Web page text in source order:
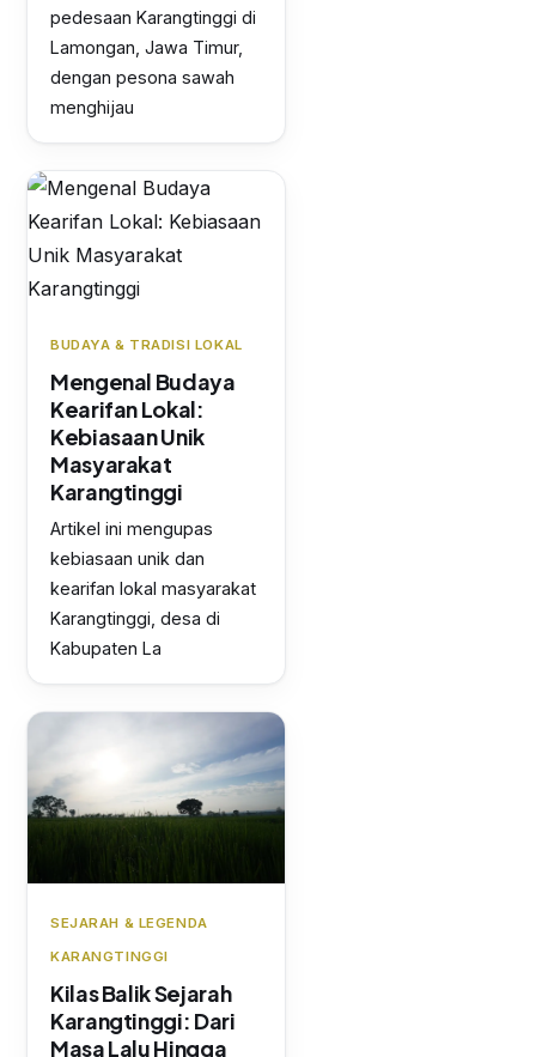
pedesaan Karangtinggi di
Lamongan, Jawa Timur,
dengan pesona sawah
menghijau
BUDAYA & TRADISI LOKAL
Mengenal Budaya
Kearifan Lokal:
Kebiasaan Unik
Masyarakat
Karangtinggi
Artikel ini mengupas
kebiasaan unik dan
kearifan lokal masyarakat
Karangtinggi, desa di
Kabupaten La
SEJARAH & LEGENDA
KARANGTINGGI
Kilas Balik Sejarah
Karangtinggi: Dari
Masa Lalu Hingga